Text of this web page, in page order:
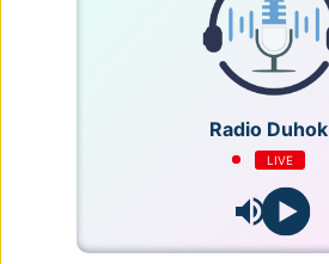
Radio Duhok
LIVE